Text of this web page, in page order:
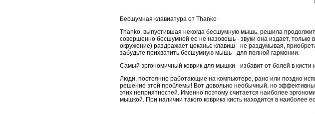
Бесшумная клавиатура от Thanko
Thanko, выпустившая некогда бесшумную мышь, решила
совершенно бесшумной ее не назовешь - звуки она издает,
окружение) раздражает цоканье клавиш - не раздумывая,
забудьте прихватить бесшумную мышь - для полной гармонии.
Самый эргономичный коврик для мышки - избавит от болей в кисти
Люди, постоянно работающие на компьютере, рано или поздно
решение этой проблемы! Вот довольно необычный, но
этих неприятностей. Именно поэтому считается наиболее
мышкой. При наличии такого коврика кисть находится в наиболее